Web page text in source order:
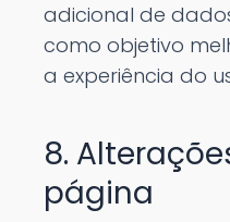
adicional de
como objetivo
a experiência do
8.
página